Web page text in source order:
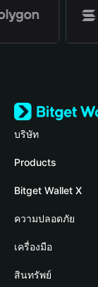
บริษัท
เกี่ยวกับ Bitget
Blog
Academy
ข่าวสารด้านคริปโต
ศูนย์ช่วยเหลือ
Products
Crypto Card
Stablecoin Earn
Payfi Crypto
Crypto Swap API
Bitget Wallet X
นักพัฒนา
เชื่อมต่อ Wallet
Bitget Wallet Pay
ความปลอดภัย
Protection Fund
เทคโนโลยีความปล
เครื่องมือ
ซื้อคริปโต
สินทรัพย์